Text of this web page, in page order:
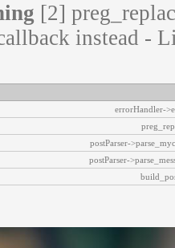
[2]
instead -
errorHandler-
postParser-
postParser-